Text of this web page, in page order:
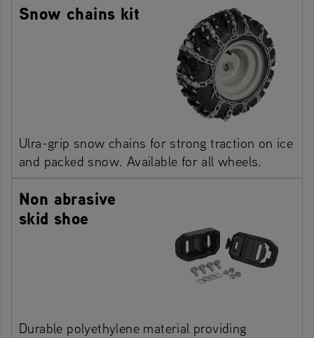
Snow chains kit
Ulra-grip snow chains for strong traction on ice
and packed snow. Available for all wheels.
Non abrasive
skid shoe
Durable polyethylene material providing